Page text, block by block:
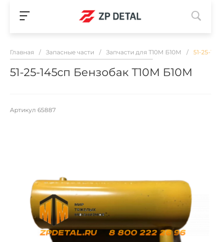
Главная / Запасные части / Запчасти для Т10М Б10М / 51-25-
51-25-145сп Бензобак Т10М Б10М
Артикул 65887